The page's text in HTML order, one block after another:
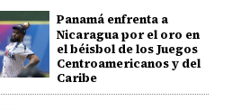
Panamá enfrenta a
Nicaragua por el oro en
el béisbol de los Juegos
Centroamericanos y del
Caribe